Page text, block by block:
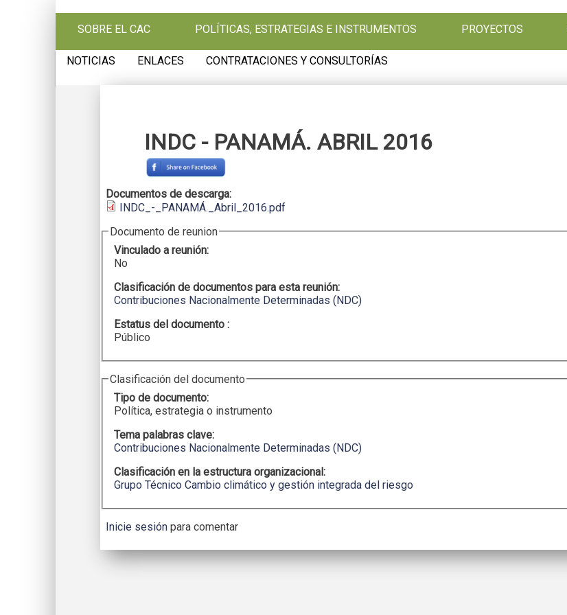
SOBRE EL CAC
POLÍTICAS, ESTRATEGIAS E INSTRUMENTOS PROYECTOS
NOTICIAS ENLACES CONTRATACIONES Y CONSULTORÍAS
INDC - PANAMÁ. ABRIL 2016
Documentos de descarga:
INDC_-_PANAMÁ._Abril_2016.pdf
Documento de reunion
Vinculado a reunión:
No
Clasificación de documentos para esta reunión:
Contribuciones Nacionalmente Determinadas (NDC)
Estatus del documento :
Público
Clasificación del documento
Tipo de documento:
Política, estrategia o instrumento
Tema palabras clave:
Contribuciones Nacionalmente Determinadas (NDC)
Clasificación en la estructura organizacional:
Grupo Técnico Cambio climático y gestión integrada del riesgo
Inicie sesión para comentar